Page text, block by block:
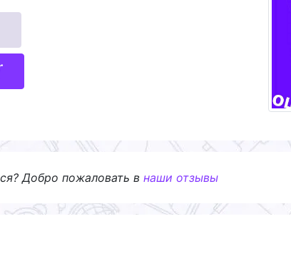
Добро пожаловать в наши отзывы